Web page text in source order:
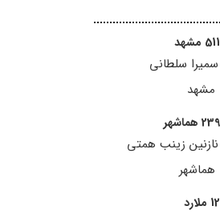
سمیرا سلطانی
مشهد
نازنین زینب همتی
هماشهر